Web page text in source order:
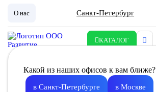
О нас Санкт-Петербург
КАТАЛОГ
Какой из наших офисов к вам ближе?
в Санкт-Петербурге в Москве